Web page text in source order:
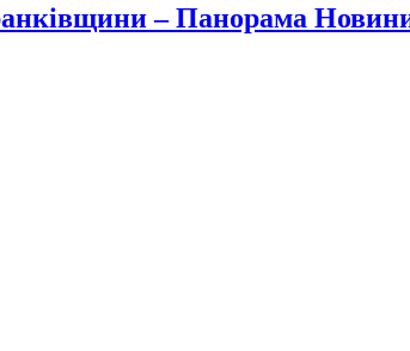
– Панорама